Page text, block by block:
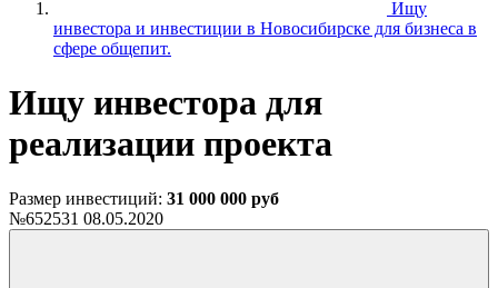
Ищу
инвестора и инвестиции в Новосибирске для бизнеса в
сфере общепит.
Ищу инвестора для
реализации проекта
Размер инвестиций: 31 000 000 руб
№652531 08.05.2020